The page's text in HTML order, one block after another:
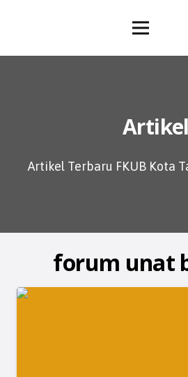
Artikel
Artikel Terbaru FKUB Kota
forum unat